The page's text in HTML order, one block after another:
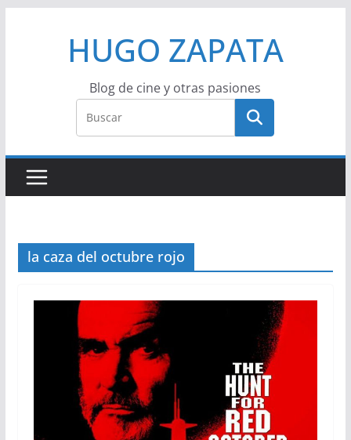
HUGO ZAPATA
Blog de cine y otras pasiones
la caza del octubre rojo